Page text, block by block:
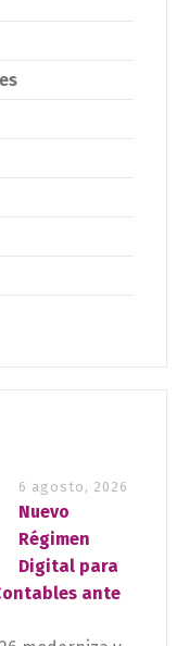
6 agosto, 2026
Nuevo
Régimen
Digital para
ante